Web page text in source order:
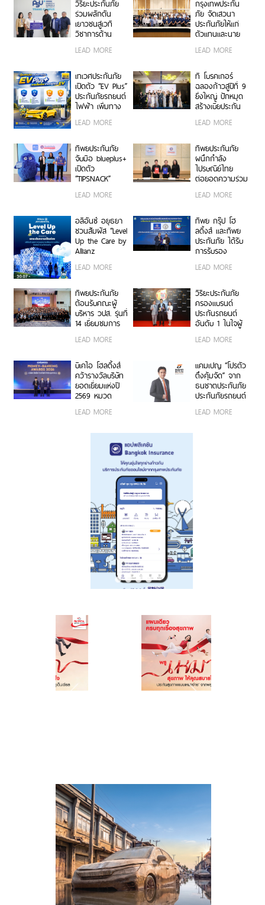
วิริยะประกันภัย
ร่วมผลักดัน
เยาวชนสู่เวที
วิชาการด้าน
Trang IBARM
ม.อ.ตรัง
LEAD MORE
กรุงเทพประกัน
ภัย จัดเสวนา
ประกันภัยให้แก่
ตัวแทนและนาย
วินาศภัย เสริม
ประกันภัยให้
แข็งแกร่งยิ่งขึ้น
LEAD MORE
เทเวศประกันภัย
เปิดตัว “EV Plus”
ประกันภัยรถยนต์
ไฟฟ้า เพิ่มทาง
คุ้มครองสำหรับผู้
LEAD MORE
ที โบรคเกอร์
ฉลองก้าวสู่ปีที่ 9
ยิ่งใหญ่ ปักหมุด
สร้างเบี้ยประกัน
บาท จัดงานมอบ
เชิดชูเกียรติสุด
ยอดนายหน้า
200 ราย “Top
Sales 2026”
LEAD MORE
ทิพยประกันภัย
จับมือ blueplus+
เปิดตัว
“TIPSNACK”
เดือนแบบ
ครั้งแรกของไทย
เพิ่ม-ลด-หยุด
แผนได้ทุกเมื่อ
ไม่มีข้อผูกมัด
LEAD MORE
ทิพยประกันภัย
ผนึกกำลัง
ไปรษณีย์ไทย
ต่อยอดความร่วม
พันธมิตรเชิงกล
บริการประกันภัย
รูปแบบดิจิทัลเพื่อ
ประชาชน
LEAD MORE
อลิอันซ์ อยุธยา
ชวนสัมผัส “Level
Up the Care by
Allianz
นิทรรศการยก
ห่วง ในงาน Hug
HeartYai 2026
LEAD MORE
ทิพย กรุ๊ป โฮ
ลดิ้งส์ และทิพย
ประกันภัย ได้รับ
การรับรอง
คาร์บอนฟุตพริ้
ตอกย้ำความเป็น
ผู้นำธุรกิจประกัน
ภัยที่ขับเคลื่อน
ความยั่งยืนตาม
LEAD MORE
ทิพยประกันภัย
ต้อนรับคณะผู้
บริหาร วปส. รุ่นที่
14 เยี่ยมชมการ
นวัตกรรมองค์กร
LEAD MORE
วิริยะประกันภัย
ครองแบรนด์
ประกันรถยนต์
อันดับ 1 ในใจผู้
บนเวที
Brand Thailand
2026”
LEAD MORE
บีเคไอ โฮลดิ้งส์
คว้ารางวัลบริษัท
ยอดเยี่ยมแห่งปี
2569 หมวด
และประกันชีวิต
ซ้อน จากงาน
Banking Awards
2026 ตอกย้ำ
เติบโตอย่างโดด
เด่นและแข็งแกร่ง
LEAD MORE
แคมเปญ “โปรตัว
ตึงคุ้มจัด” จาก
ธนชาตประกันภัย
ประกันภัยรถยนต์
เจาะกลุ่มรถ
LEAD MORE